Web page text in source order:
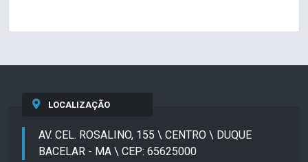
LOCALIZAÇÃO
AV. CEL. ROSALINO, 155 \ CENTRO \ DUQUE
BACELAR - MA \ CEP: 65625000